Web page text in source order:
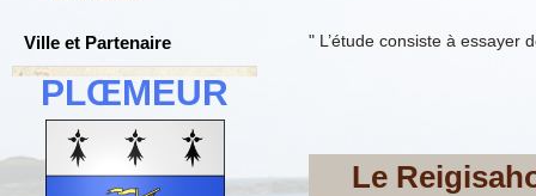
Ville et Partenaire
PLŒMEUR
" L’étude consiste à essayer
Le